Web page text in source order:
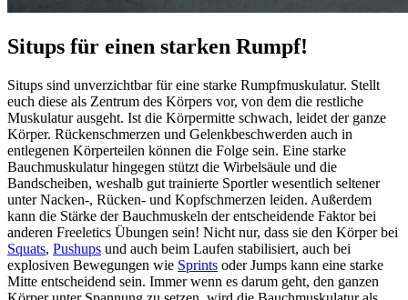
Situps für einen starken Rumpf!
Situps sind unverzichtbar für eine starke Rumpfmuskulatur. Stellt
euch diese als Zentrum des Körpers vor, von dem die restliche
Muskulatur ausgeht. Ist die Körpermitte schwach, leidet der ganze
Körper. Rückenschmerzen und Gelenkbeschwerden auch in
entlegenen Körperteilen können die Folge sein. Eine starke
Bauchmuskulatur hingegen stützt die Wirbelsäule und die
Bandscheiben, weshalb gut trainierte Sportler wesentlich seltener
unter Nacken-, Rücken- und Kopfschmerzen leiden. Außerdem
kann die Stärke der Bauchmuskeln der entscheidende Faktor bei
anderen Freeletics Übungen sein! Nicht nur, dass sie den Körper bei
Squats, Pushups und auch beim Laufen stabilisiert, auch bei
explosiven Bewegungen wie Sprints oder Jumps kann eine starke
Mitte entscheidend sein. Immer wenn es darum geht, den ganzen